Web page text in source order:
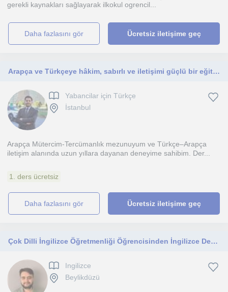
gerekli kaynakları sağlayarak ilkokul ogrencil...
daha fazlasını gör Ücretsiz iletişime geç
Arapça ve Türkçeye hâkim, sabırlı ve iletişimi güçlü bir eğitmenim. Derslerim özellikle Türkçe öğrenmek isteyen Arapça konuşan baş
Yabancilar için Türkçe
İstanbul
Arapça Mütercim-Tercümanlık mezunuyum ve Türkçe–Arapça
iletişim alanında uzun yıllara dayanan deneyime sahibim. Der...
1. ders ücretsiz
daha fazlasını gör Ücretsiz iletişime geç
Çok Dilli İngilizce Öğretmenliği Öğrencisinden İngilizce Dersleri
Ingilizce
Beylikdüzü